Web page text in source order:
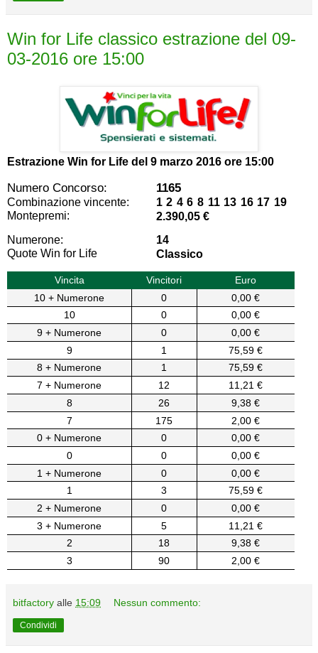
Win for Life classico estrazione del 09-
03-2016 ore 15:00
Estrazione Win for Life del 9 marzo 2016 ore 15:00
Numero Concorso: 1165
Combinazione vincente:
1 2 4 6 8 11 13 16 17 19
Montepremi:
2.390,05 €
Numerone:
14
Quote Win for Life
Classico
Vincita Vincitori
Euro
10 + Numerone
0
0,00 €
10
0
0,00 €
9 + Numerone
0
0,00 €
9
1
75,59 €
8 + Numerone
1
75,59 €
7 + Numerone
12
11,21 €
8
26
9,38 €
7
175
2,00 €
0 + Numerone
0
0,00 €
0
0
0,00 €
1 + Numerone
0
0,00 €
1
3
75,59 €
2 + Numerone
0
0,00 €
3 + Numerone
5
11,21 €
2
18
9,38 €
3
90 2,00 €
bitfactory alle 15:09 Nessun commento:
Condividi